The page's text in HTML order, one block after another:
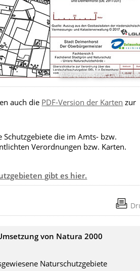
Bildrechte:Stadt
auch die PDF-Version der Karten zur
die im Amts- bzw.
Verordnungen bzw. Karten.
gibt es hier.
von Natura 2000
Naturschutzgebiete